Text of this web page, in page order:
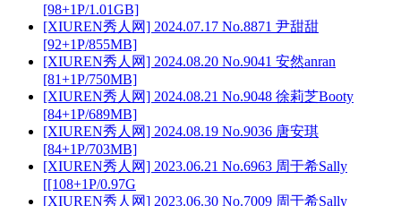
[98+1P/1.01GB]
[XIUREN秀人网] 2024.07.17 No.8871 尹甜甜
[92+1P/855MB]
[XIUREN秀人网] 2024.08.20 No.9041 安然anran
[81+1P/750MB]
[XIUREN秀人网] 2024.08.21 No.9048 徐莉芝Booty
[84+1P/689MB]
[XIUREN秀人网] 2024.08.19 No.9036 唐安琪
[84+1P/703MB]
[XIUREN秀人网] 2023.06.21 No.6963 周于希Sally
[[108+1P/0.97G
[XIUREN秀人网] 2023.06.30 No.7009 周于希Sally